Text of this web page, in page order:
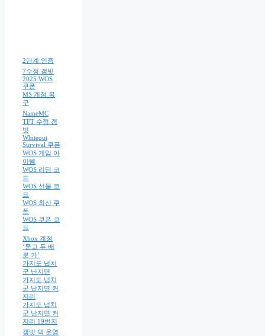
2단계 인증
7수정 갬빗
2025 WOS
쿠폰
MS 계정 복
구
NameMC
TFT 수정 갬
빗
Whiteout
Survival 쿠폰
WOS 게임 아
이템
WOS 리딤 코
드
WOS 선물 코
드
WOS 최신 쿠
폰
WOS 쿠폰 코
드
Xbox 계정
‘묻고 두 배
로 가’
가지도 넙치
군 난지면
가지도 넙치
군 난지면 커
지리
가지도 넙치
군 난지면 커
지리 19번지
갬빗 덱 운영